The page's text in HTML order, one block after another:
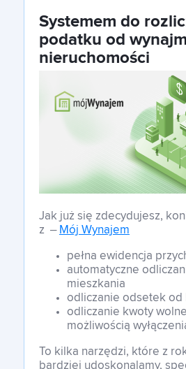
Systemem do
podatku od
nieruchomości
Jak już się zdecydujesz,
z – Mój Wynajem
pełna ewidencja
automatyczne
mieszkania
odliczanie odsetek od
odliczanie kwoty
możliwością
To kilka narzędzi, które z
bardziej udoskonalamy,